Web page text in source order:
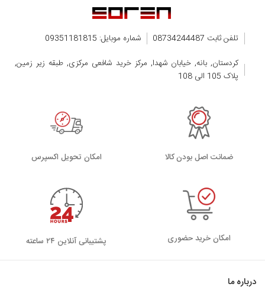
تلفن ثابت 08734244487
شماره موبایل: 09351181815
کردستان, بانه, خیابان شهدا, مرکز خرید شافعی مرکزی, طبقه زیر زمین,
پلاک 105 الی 108
ضمانت اصل بودن کالا اﻣﮑﺎن ﺗﺤﻮﯾﻞ اﮐﺴﭙﺮس
امکان خرید حضوری پشتیبانی آنلاین ۲۴ ساعته
درباره ما